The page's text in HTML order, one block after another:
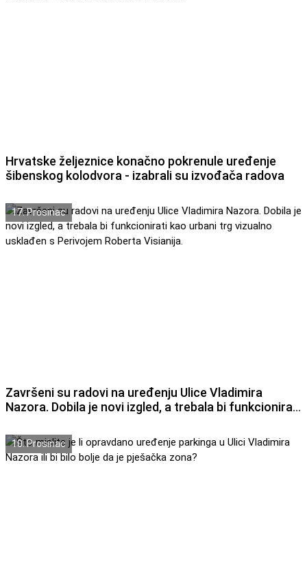
Hrvatske željeznice konačno pokrenule uređenje
šibenskog kolodvora - izabrali su izvođača radova
17. Prosinac
Završeni su radovi na uređenju Ulice Vladimira
Nazora. Dobila je novi izgled, a trebala bi funkcionirati
Visianija.
10. Prosinac